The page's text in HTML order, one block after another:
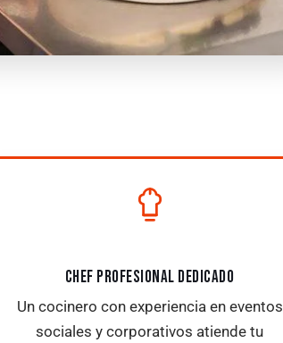
CHEF PROFESIONAL DEDICADO
Un cocinero con experiencia en eventos
sociales y corporativos atiende tu